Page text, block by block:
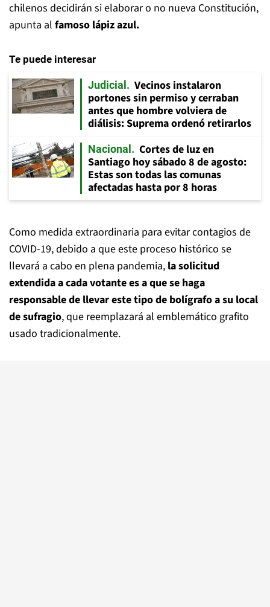
chilenos decidirán si elaborar o no nueva Constitución,
apunta al famoso lápiz azul.
Te puede interesar
Judicial
Vecinos instalaron
portones sin permiso y cerraban
antes que hombre volviera de
diálisis: Suprema ordenó retirarlos
Nacional
Cortes de luz en
Santiago hoy sábado 8 de agosto:
Estas son todas las comunas
afectadas hasta por 8 horas
Como medida extraordinaria para evitar contagios de
COVID-19, debido a que este proceso histórico se
llevará a cabo en plena pandemia, la solicitud
extendida a cada votante es a que se haga
responsable de llevar este tipo de bolígrafo a su local
de sufragio, que reemplazará al emblemático grafito
usado tradicionalmente.